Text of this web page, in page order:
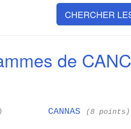
CHERCHER
de
CANNAS (8 points)